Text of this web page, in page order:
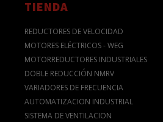
TIENDA
REDUCTORES DE VELOCIDAD
MOTORES ELÉCTRICOS - WEG
MOTORREDUCTORES INDUSTRIALES
DOBLE REDUCCIÓN NMRV
VARIADORES DE FRECUENCIA
AUTOMATIZACION INDUSTRIAL
SISTEMA DE VENTILACION